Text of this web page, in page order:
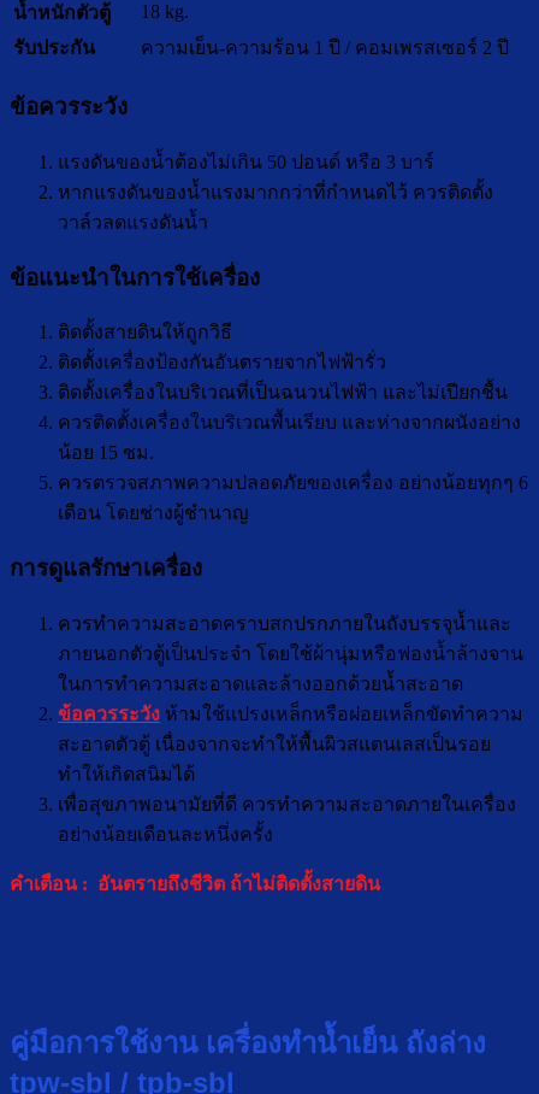
น้ำหนักตัวตู้
18 kg.
รับประกัน
ความเย็น-ความร้อน 1 ปี / คอมเพรสเซอร์ 2 ปี
ข้อควรระวัง
แรงดันของน้ำต้องไม่เกิน 50 ปอนด์ หรือ 3 บาร์
หากแรงดันของน้ำแรงมากกว่าที่กำหนดไว้ ควรติดตั้ง
วาล์วลดแรงดันน้ำ
ข้อแนะนำในการใช้เครื่อง
ติดตั้งสายดินให้ถูกวิธี
ติดตั้งเครื่องป้องกันอันตรายจากไฟฟ้ารั่ว
ติดตั้งเครื่องในบริเวณที่เป็นฉนวนไฟฟ้า และไม่เปียกชื้น
ควรติดตั้งเครื่องในบริเวณพื้นเรียบ และห่างจากผนังอย่าง
น้อย 15 ซม.
ควรตรวจสภาพความปลอดภัยของเครื่อง อย่างน้อยทุกๆ 6
เดือน โดยช่างผู้ชำนาญ
การดูแลรักษาเครื่อง
ควรทำความสะอาดคราบสกปรกภายในถังบรรจุน้ำและ
ภายนอกตัวตู้เป็นประจำ โดยใช้ผ้านุ่มหรือฟองน้ำล้างจาน
ในการทำความสะอาดและล้างออกด้วยน้ำสะอาด
ข้อควรระวัง ห้ามใช้แปรงเหล็กหรือฝอยเหล็กขัดทำความ
สะอาดตัวตู้ เนื่องจากจะทำให้พื้นผิวสแตนเลสเป็นรอย
ทำให้เกิดสนิมได้
เพื่อสุขภาพอนามัยที่ดี ควรทำความสะอาดภายในเครื่อง
อย่างน้อยเดือนละหนึ่งครั้ง
คำเตือน : อันตรายถึงชีวิต ถ้าไม่ติดตั้งสายดิน
คู่มือการใช้งาน เครื่องทำน้ำเย็น ถังล่าง
tpw-sbl / tpb-sbl